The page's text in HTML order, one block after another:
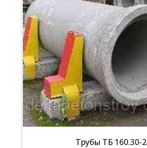
Трубы ТБ 160.30-2